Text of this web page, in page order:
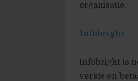
organisatie.
Infobright
Infobright is
versie en